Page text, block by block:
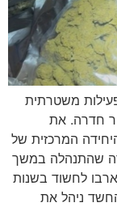
בפעילות משטרתית
חדרה. את
המרכזית של
שהתנהלה במשך
לחשוד בשנות
החשד ניהל את